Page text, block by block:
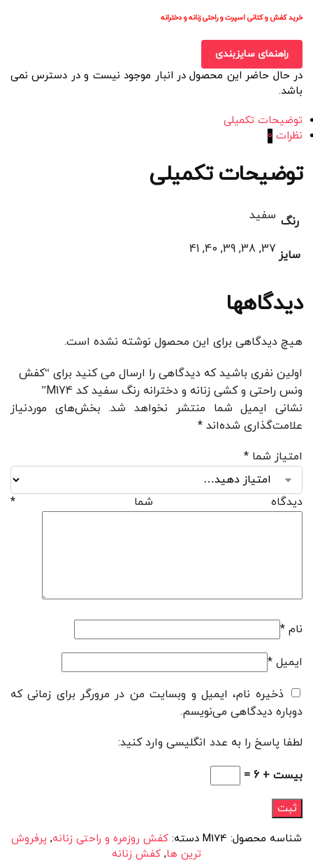
خرید کفش و کتانی اسپرت و راحتی زنانه و دخترانه
راهنمای سایزبندی
در حال حاضر این محصول در انبار موجود نیست و در دسترس نمی
باشد.
توضیحات تکمیلی
نظرات 0
توضیحات تکمیلی
رنگ سفید
سایز 37, 38, 39, 40, 41
دیدگاهها
هیچ دیدگاهی برای این محصول نوشته نشده است.
اولین نفری باشید که دیدگاهی را ارسال می کنید برای “کفش
ونس راحتی و کشی زنانه و دخترانه رنگ سفید کد M174”
نشانی ایمیل شما منتشر نخواهد شد. بخش‌های موردنیاز
علامت‌گذاری شده‌اند *
امتیاز شما *
دیدگاه شما *
نام *
ایمیل *
ذخیره نام، ایمیل و وبسایت من در مرورگر برای زمانی که
دوباره دیدگاهی می‌نویسم.
لطفا پاسخ را به عدد انگلیسی وارد کنید:
بیست + 6 =
شناسه محصول: M174 دسته: کفش روزمره و راحتی زنانه, پرفروش
ترین ها, کفش زنانه